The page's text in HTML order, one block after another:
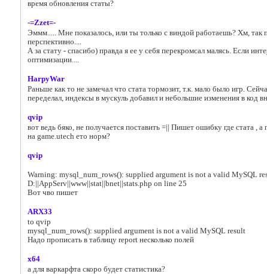
время обновления статы?
-=Zzet=-
Эммм..... Мне показалось, или ты только с виндой работаешь? Хм, так
перспективно....
А за стату - спасибо) правда я ее у себя перекромсал малясь. Если
оптимизации....
HarpyWar
Раньше как то не замечал что стата тормозит, т.к. мало было игр.
переделал, индексы в мускуль добавил и небольшие изменения в код
qvip
вот ведь бяко, не получается поставить =|| Пишет ошибку где стата ,
на game.utech ето норм?
qvip
Warning: mysql_num_rows(): supplied argument is not a valid MySQL
D:||AppServ||www||stat||bnet||stats.php on line 25
Вот чво пишет
ARX33
to qvip
mysql_num_rows(): supplied argument is not a valid MySQL result
Надо прописать в таблицу report несколько полей
x64
а для варкарфта скоро будет статистика?